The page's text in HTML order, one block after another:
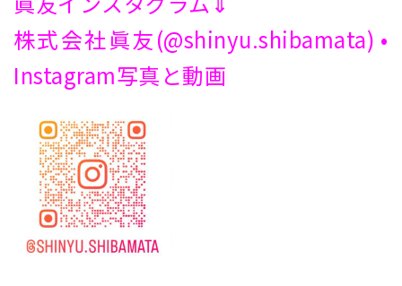
株式会社眞友(@shinyu.shibamata) •
Instagram写真と動画